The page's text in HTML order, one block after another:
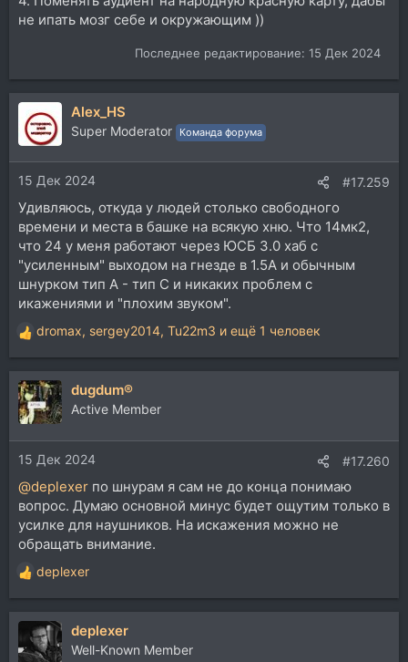
не ипать мозг себе и окружающим ))
Последнее редактирование: 15 Дек 2024
Alex_HS
Super Moderator Команда форума
15 Дек 2024 #17.259
Удивляюсь, откуда у людей столько свободного
времени и места в башке на всякую хню. Что 14мк2,
что 24 у меня работают через ЮСБ 3.0 хаб с
"усиленным" выходом на гнезде в 1.5А и обычным
шнурком тип А - тип С и никаких проблем с
икажениями и "плохим звуком".
Р
е
а
к
ц
и
и
:
dromax, sergey2014, Tu22m3 и ещё 1 человек
dugdum®
Active Member
15 Дек 2024 #17.260
@deplexer по шнурам я сам не до конца понимаю
вопрос. Думаю основной минус будет ощутим только в
усилке для наушников. На искажения можно не
обращать внимание.
Р
е
а
ц
deplexer
deplexer
Well-Known Member